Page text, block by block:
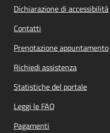
Dichiarazione di accessibilità
Contatti
Prenotazione appuntamento
Richiedi assistenza
Statistiche del portale
Leggi le FAQ
Pagamenti